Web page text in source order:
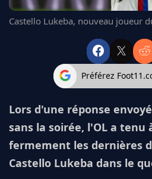
CHELSEA
ARSENAL
L'AVIS DE LA RÉDAC'
Castello Lukeba, nouveau joueur
Préférez
Lors d'une réponse
sans la soirée, l'OL a tenu
fermement les dernières
Castello Lukeba dans le